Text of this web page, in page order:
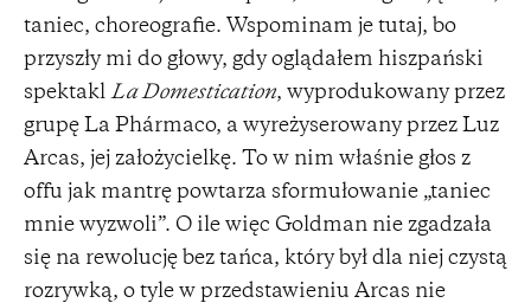
taniec, choreografie. Wspominam je tutaj, bo
przyszły mi do głowy, gdy oglądałem hiszpański
spektakl La Domestication, wyprodukowany przez
grupę La Phármaco, a wyreżyserowany przez Luz
Arcas, jej założycielkę. To w nim właśnie głos z
offu jak mantrę powtarza sformułowanie „taniec
mnie wyzwoli”. O ile więc Goldman nie zgadzała
się na rewolucję bez tańca, który był dla niej czystą
rozrywką, o tyle w przedstawieniu Arcas nie